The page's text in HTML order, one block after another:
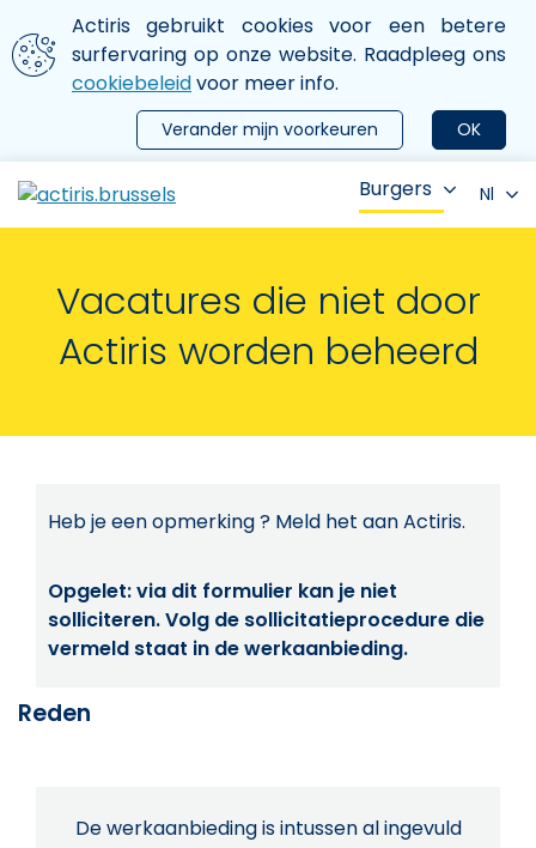
Aller au contenu principal
We gebruiken cookies
Actiris gebruikt cookies voor een betere
surfervaring op onze website. Raadpleeg ons
cookiebeleidvoor meer info.
OK
Verander mijn voorkeuren
le menu
Burgers Nl
Vacatures die niet door
Actiris worden beheerd
Heb je een opmerking ? Meld het aan Actiris.
Opgelet: via dit formulier kan je niet
solliciteren. Volg de sollicitatieprocedure die
vermeld staat in de werkaanbieding.
Reden
De werkaanbieding is intussen al ingevuld